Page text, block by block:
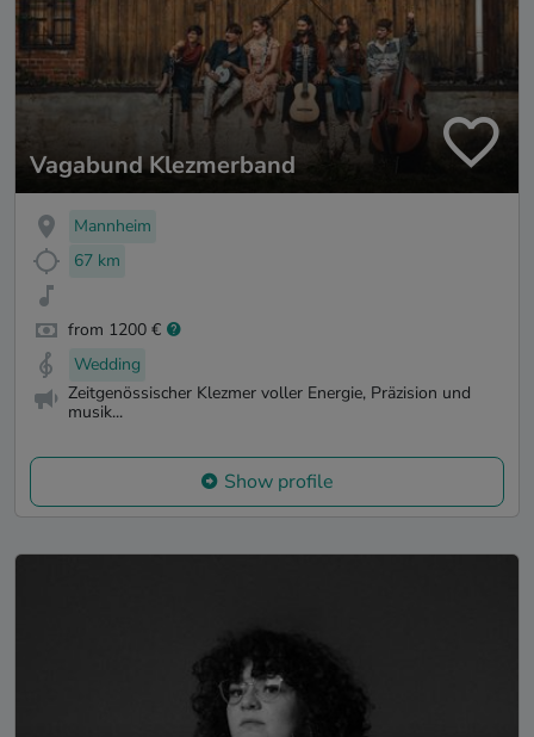
Vagabund Klezmerband
Mannheim
67 km
from 1200 €
Wedding
Zeitgenössischer Klezmer voller Energie, Präzision und
musik...
Show profile